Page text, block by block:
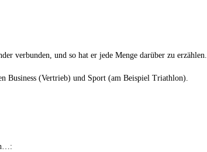
verbunden, und so hat er jede Menge darüber zu erzählen.
Business (Vertrieb) und Sport (am Beispiel Triathlon).